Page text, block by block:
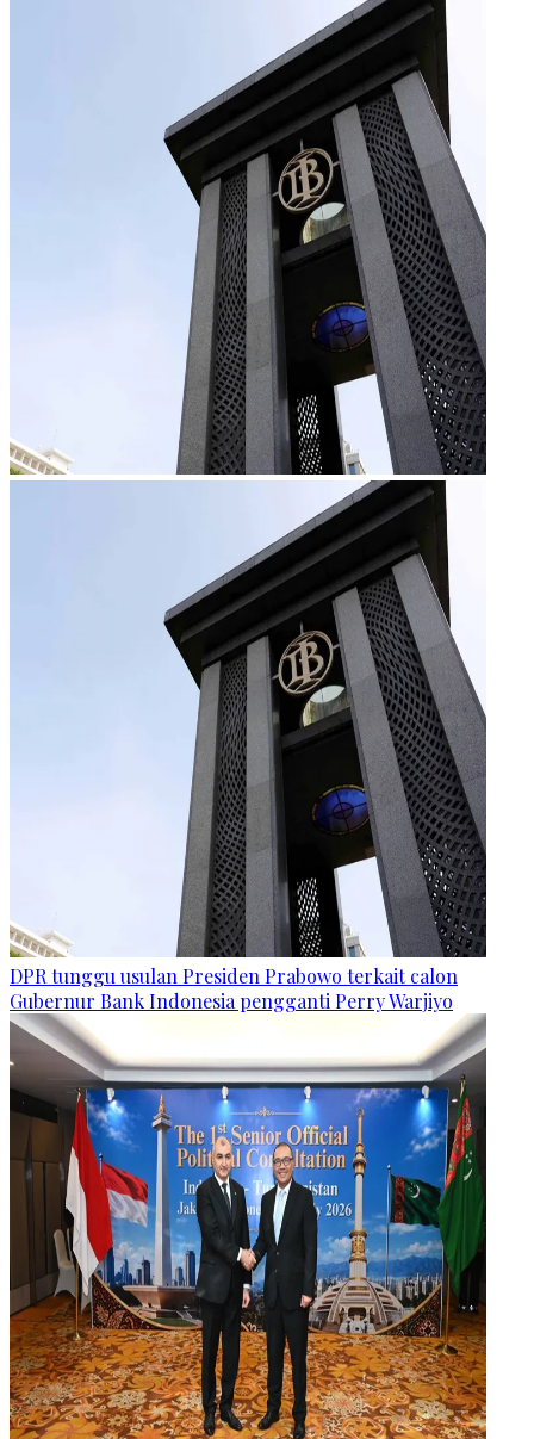
DPR tunggu usulan Presiden Prabowo terkait calon
Gubernur Bank Indonesia pengganti Perry Warjiyo